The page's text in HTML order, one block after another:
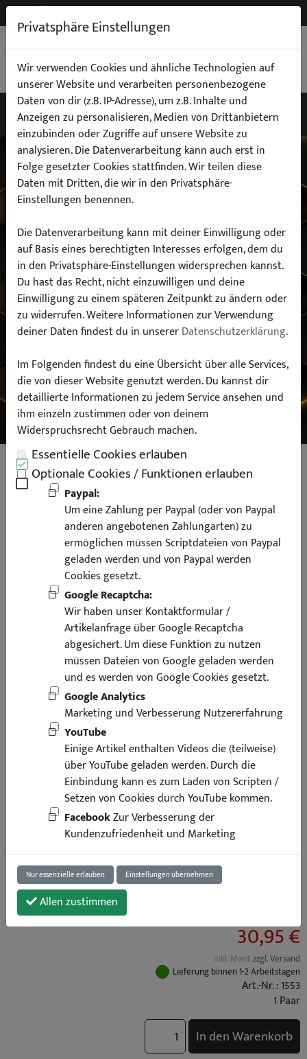
0,00 €
Wähle dein Auto
finde alle passenden Teile schnell und
einfach
Hersteller:
Modell:
SUCHEN
Grill Sportgrill Kühlergrill für BMW
E36 Li Touring Coupe Cabrio
Compact schwarz
30,95 €
inkl. Mwstzzgl. Versand
Lieferung binnen 1-2 Arbeitstagen
Art.-Nr. : 1553
1 Paar
In den Warenkorb
Privatsphäre Einstellungen
Wir verwenden Cookies und ähnliche Technologien auf
unserer Website und verarbeiten personenbezogene
Daten von dir (z.B. IP-Adresse), um z.B. Inhalte und
Anzeigen zu personalisieren, Medien von Drittanbietern
einzubinden oder Zugriffe auf unsere Website zu
analysieren. Die Datenverarbeitung kann auch erst in
Folge gesetzter Cookies stattfinden. Wir teilen diese
Daten mit Dritten, die wir in den Privatsphäre-
Einstellungen benennen.
Die Datenverarbeitung kann mit deiner Einwilligung oder
auf Basis eines berechtigten Interesses erfolgen, dem du
in den Privatsphäre-Einstellungen widersprechen kannst.
Du hast das Recht, nicht einzuwilligen und deine
Einwilligung zu einem späteren Zeitpunkt zu ändern oder
zu widerrufen. Weitere Informationen zur Verwendung
deiner Daten findest du in unsererDatenschutzerklärung.
Im Folgenden findest du eine Übersicht über alle Services,
die von dieser Website genutzt werden. Du kannst dir
detaillierte Informationen zu jedem Service ansehen und
ihm einzeln zustimmen oder von deinem
Widerspruchsrecht Gebrauch machen.
Essentielle Cookies erlauben
Optionale Cookies / Funktionen erlauben
Paypal:
Um eine Zahlung per Paypal (oder von Paypal
anderen angebotenen Zahlungarten) zu
ermöglichen müssen Scriptdateien von Paypal
geladen werden und von Paypal werden
Cookies gesetzt.
Google Recaptcha:
Wir haben unser Kontaktformular /
Artikelanfrage über Google Recaptcha
abgesichert. Um diese Funktion zu nutzen
müssen Dateien von Google geladen werden
und es werden von Google Cookies gesetzt.
Google Analytics
Marketing und Verbesserung Nutzererfahrung
YouTube
Einige Artikel enthalten Videos die (teilweise)
über YouTube geladen werden. Durch die
Einbindung kann es zum Laden von Scripten /
Setzen von Cookies durch YouTube kommen.
FacebookZur Verbesserung der
Kundenzufriedenheit und Marketing
Nur essenzielle erlauben Einstellungen übernehmen
Allen zustimmen